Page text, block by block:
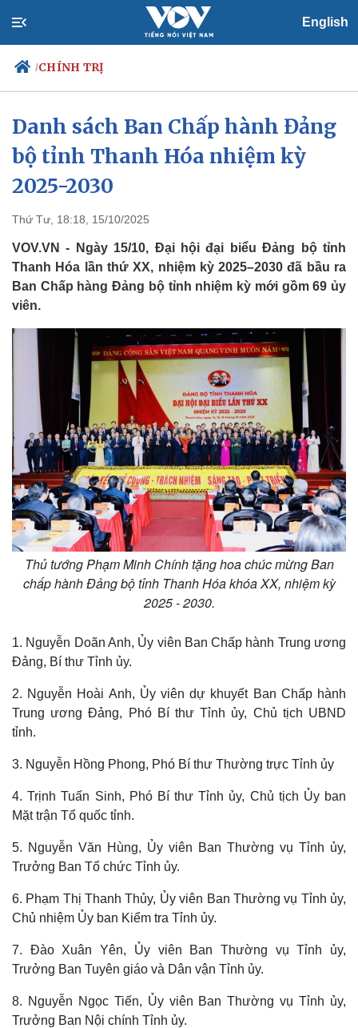
English
/CHÍNH TRỊ
Chính trị
Đảng
Tổ chức nhân sự
Nhận diện sự thật
Xã hội
Việc làm
Biển đảo
Danh sách Ban Chấp hành Đảng
bộ tỉnh Thanh Hóa nhiệm kỳ
2025-2030
Thứ Tư, 18:18, 15/10/2025
VOV.VN - Ngày 15/10, Đại hội đại biểu Đảng bộ tỉnh
Thanh Hóa lần thứ XX, nhiệm kỳ 2025–2030 đã bầu ra
Ban Chấp hàng Đảng bộ tỉnh nhiệm kỳ mới gồm 69 ủy
viên.
Thủ tướng Phạm Minh Chính tặng hoa chúc mừng Ban
chấp hành Đảng bộ tỉnh Thanh Hóa khóa XX, nhiệm kỳ
2025 - 2030.
1. Nguyễn Doãn Anh, Ủy viên Ban Chấp hành Trung ương
Đảng, Bí thư Tỉnh ủy.
2. Nguyễn Hoài Anh, Ủy viên dự khuyết Ban Chấp hành
Trung ương Đảng, Phó Bí thư Tỉnh ủy, Chủ tịch UBND
tỉnh.
3. Nguyễn Hồng Phong, Phó Bí thư Thường trực Tỉnh ủy
4. Trịnh Tuấn Sinh, Phó Bí thư Tỉnh ủy, Chủ tịch Ủy ban
Mặt trận Tổ quốc tỉnh.
5. Nguyễn Văn Hùng, Ủy viên Ban Thường vụ Tỉnh ủy,
Trưởng Ban Tổ chức Tỉnh ủy.
6. Phạm Thị Thanh Thủy, Ủy viên Ban Thường vụ Tỉnh ủy,
Chủ nhiệm Ủy ban Kiểm tra Tỉnh ủy.
7. Đào Xuân Yên, Ủy viên Ban Thường vụ Tỉnh ủy,
Trưởng Ban Tuyên giáo và Dân vận Tỉnh ủy.
8. Nguyễn Ngọc Tiến, Ủy viên Ban Thường vụ Tỉnh ủy,
Trưởng Ban Nội chính Tỉnh ủy.